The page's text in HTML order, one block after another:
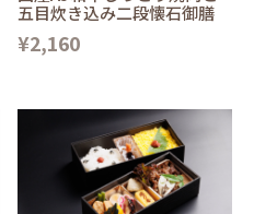
五目炊き込み二段懐石御膳
¥2,160